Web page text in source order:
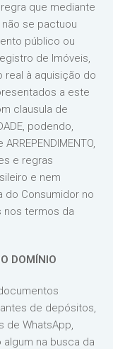
que mediante
se pactuou
público ou
de Imóveis,
à aquisição do
a este
clausula de
podendo,
e regras
e nem
do Consumidor no
nos termos da
DOMÍNIO
de depósitos,
de WhatsApp,
na busca da